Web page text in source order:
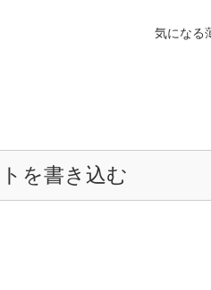
気になる
を書き込む